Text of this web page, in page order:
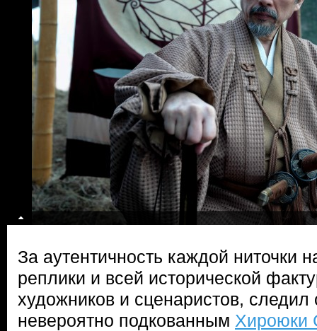
За аутентичность каждой ниточки
реплики и всей исторической
художников и сценаристов,
невероятно подкованным Хироюки